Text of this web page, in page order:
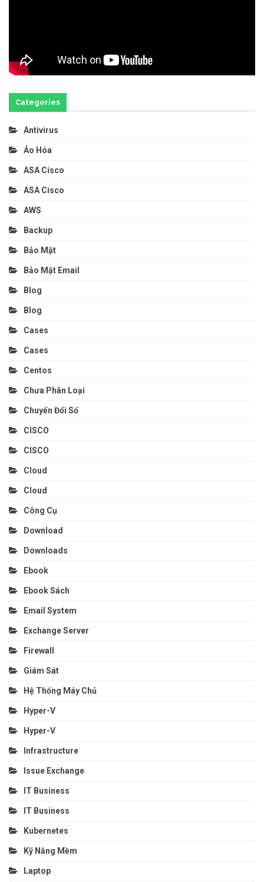
Categories
Antivirus
Ảo Hóa
ASA Cisco
ASA Cisco
AWS
Backup
Bảo Mật
Bảo Mật Email
Blog
Blog
Cases
Cases
Centos
Chưa Phân Loại
Chuyển Đổi Số
CISCO
CISCO
Cloud
Cloud
Công Cụ
Download
Downloads
Ebook
Ebook Sách
Email System
Exchange Server
Firewall
Giám Sát
Hệ Thống Máy Chủ
Hyper-V
Hyper-V
Infrastructure
Issue Exchange
IT Business
IT Business
Kubernetes
Kỹ Năng Mềm
Laptop